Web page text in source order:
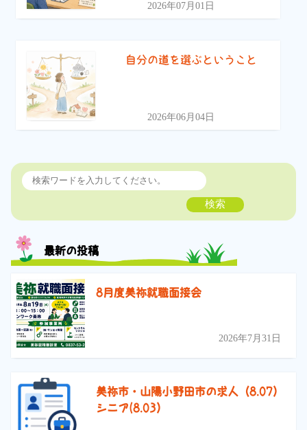
2026年07月01日
自分の道を選ぶということ
2026年06月04日
検索
最新の投稿
8月度美祢就職面接会
2026年7月31日
美祢市・山陽小野田市の求人（8.07）
シニア(8.03）